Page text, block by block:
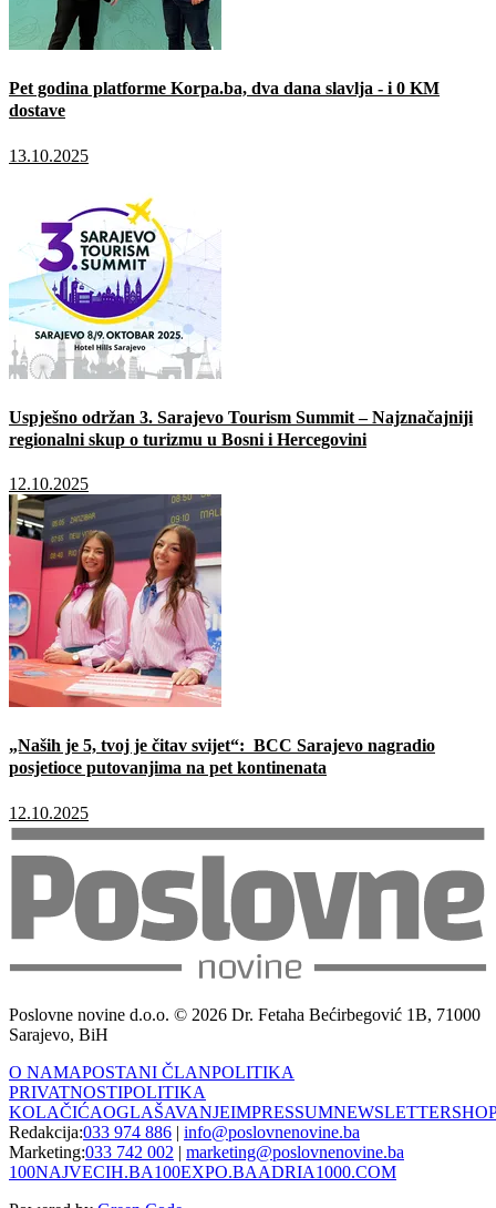
Pet godina platforme Korpa.ba, dva dana slavlja - i 0 KM
dostave
13.10.2025
Uspješno održan 3. Sarajevo Tourism Summit – Najznačajniji
regionalni skup o turizmu u Bosni i Hercegovini
12.10.2025
„Naših je 5, tvoj je čitav svijet“: BCC Sarajevo nagradio
posjetioce putovanjima na pet kontinenata
12.10.2025
Poslovne novine d.o.o. © 2026 Dr. Fetaha Bećirbegović 1B, 71000
Sarajevo, BiH
O NAMAPOSTANI ČLANPOLITIKA
PRIVATNOSTIPOLITIKA
KOLAČIĆAOGLAŠAVANJEIMPRESSUMNEWSLETTER
Redakcija:033 974 886 | info@poslovnenovine.ba
Marketing:033 742 002 | marketing@poslovnenovine.ba
100NAJVECIH.BA100EXPO.BAADRIA1000.COM